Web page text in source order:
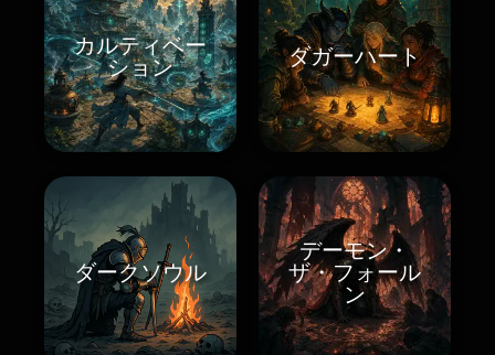
カルティベー
ション
ダガーハート
ダークソウル
デーモン・
ザ・フォール
ン